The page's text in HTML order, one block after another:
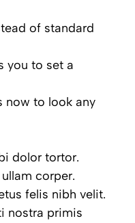
of standard
you to set a
now to look any
dolor tortor.
corper.
felis nibh velit.
nostra primis